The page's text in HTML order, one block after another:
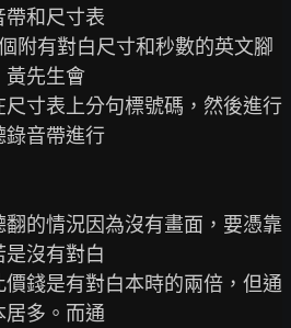
帶和尺寸表
附有對白尺寸和秒數的英文腳
黃先生會
寸表上分句標號碼，然後進行
錄音帶進行
翻的情況因為沒有畫面，要憑靠
沒有對白
錢是有對白本時的兩倍，但通
居多。而通